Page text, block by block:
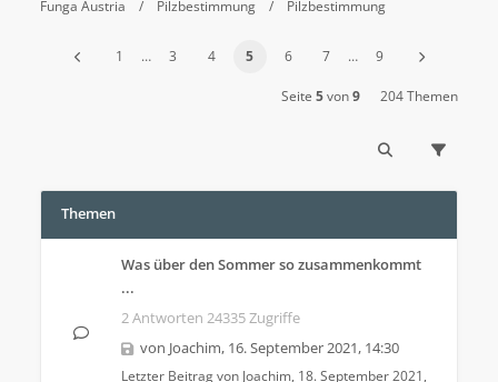
Funga Austria Pilzbestimmung Pilzbestimmung
1 … 3 4 5 6 7 … 9
Seite 5von9 204 Themen
Themen
Was über den Sommer so zusammenkommt
...
2 Antworten 24335 Zugriffe
von Joachim, 16. September 2021, 14:30
Letzter Beitrag von Joachim, 18. September 2021,